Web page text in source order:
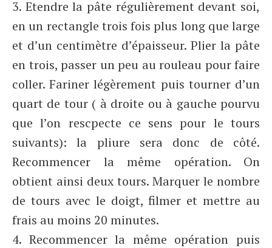
3. Etendre la pâte régulièrement devant soi,
en un rectangle trois fois plus long que large
et d’un centimètre d’épaisseur. Plier la pâte
en trois, passer un peu au rouleau pour faire
coller. Fariner légèrement puis tourner d’un
quart de tour ( à droite ou à gauche pourvu
que l’on rescpecte ce sens pour le tours
suivants): la pliure sera donc de côté.
Recommencer la même opération. On
obtient ainsi deux tours. Marquer le nombre
de tours avec le doigt, filmer et mettre au
frais au moins 20 minutes.
4. Recommencer la même opération puis